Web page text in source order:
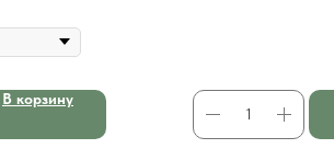
В корзину